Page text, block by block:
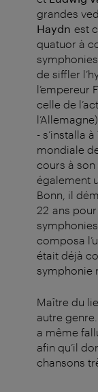
grandes
Haydn est
quatuor à
de siffler
l’empereur
celle de
l’Allemagne).
- s’installa
mondiale
cours à son
également
Bonn, il
22 ans
composa
était déjà
symphonie
Maître du
autre
a même
afin qu’il
chansons